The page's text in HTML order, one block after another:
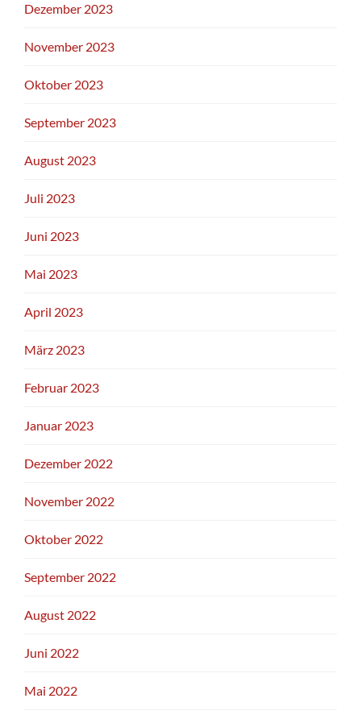
Dezember 2023
November 2023
Oktober 2023
September 2023
August 2023
Juli 2023
Juni 2023
Mai 2023
April 2023
März 2023
Februar 2023
Januar 2023
Dezember 2022
November 2022
Oktober 2022
September 2022
August 2022
Juni 2022
Mai 2022